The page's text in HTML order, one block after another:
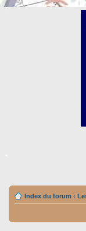
Index du forum ‹